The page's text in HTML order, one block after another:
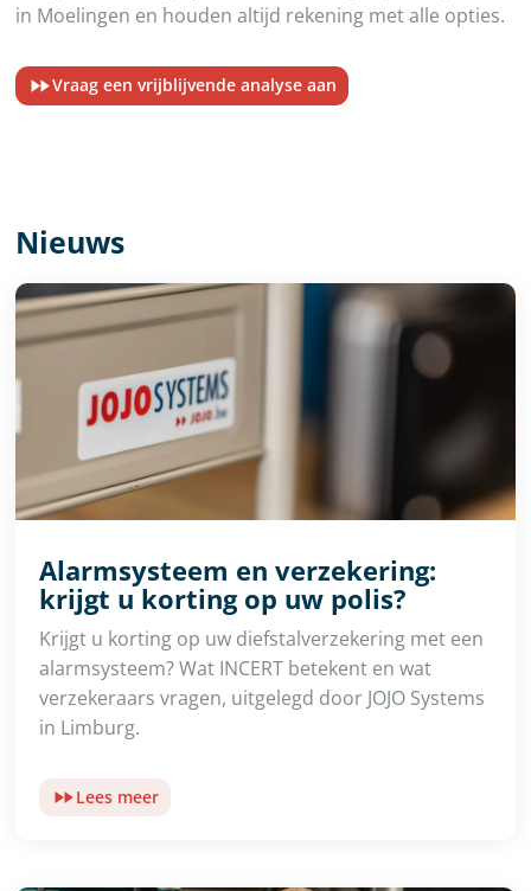
in Moelingen en houden altijd rekening met alle opties.
Vraag een vrijblijvende analyse aan
Nieuws
Alarmsysteem en verzekering:
krijgt u korting op uw polis?
Krijgt u korting op uw diefstalverzekering met een
alarmsysteem? Wat INCERT betekent en wat
verzekeraars vragen, uitgelegd door JOJO Systems
in Limburg.
Lees meer